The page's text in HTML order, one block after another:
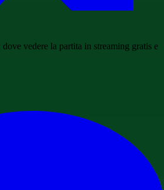
vedere la partita in streaming gratis e